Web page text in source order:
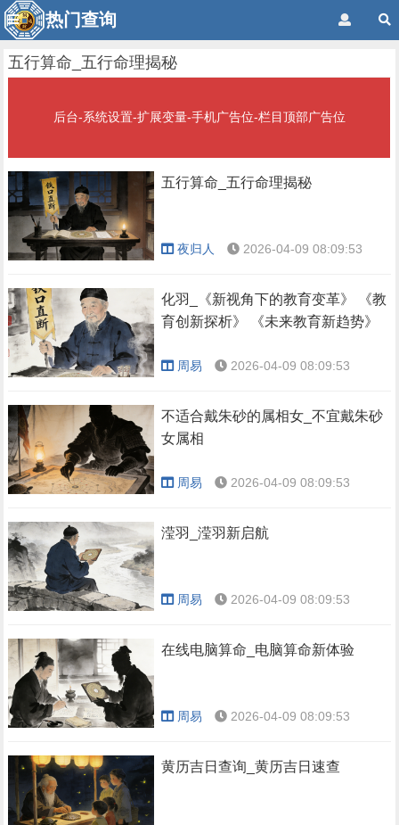
热门查询
五行算命_五行命理揭秘
后台-系统设置-扩展变量-手机广告位-栏目顶部广告位
五行算命_五行命理揭秘
夜归人 2026-04-09 08:09:53
化羽_《新视角下的教育变革》 《教
育创新探析》 《未来教育新趋势》
周易 2026-04-09 08:09:53
不适合戴朱砂的属相女_不宜戴朱砂
女属相
周易 2026-04-09 08:09:53
滢羽_滢羽新启航
周易 2026-04-09 08:09:53
在线电脑算命_电脑算命新体验
周易 2026-04-09 08:09:53
黄历吉日查询_黄历吉日速查